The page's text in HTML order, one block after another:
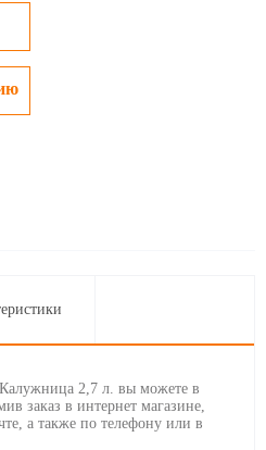
2,7 л. вы можете в
заказ в интернет магазине,
а также по телефону или в